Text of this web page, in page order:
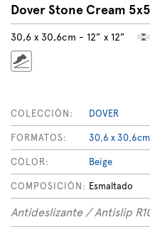
Dover Stone Cream
30,6 x 30,6cm - 12” x 12”
COLECCIÓN: DOVER
FORMATOS: 30,6 x 30,6cm
COLOR: Beige
COMPOSICIÓN: Esmaltado
Antideslizante / Antislip